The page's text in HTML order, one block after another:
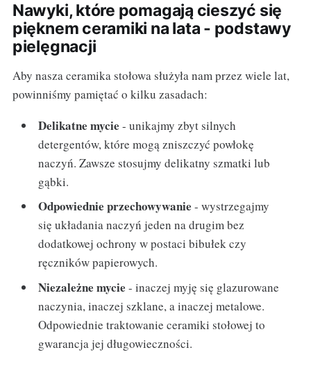
Nawyki, które pomagają cieszyć się
pięknem ceramiki na lata - podstawy
pielęgnacji
Aby nasza ceramika stołowa służyła nam przez wiele lat,
powinniśmy pamiętać o kilku zasadach:
Delikatne mycie - unikajmy zbyt silnych
detergentów, które mogą zniszczyć powłokę
naczyń. Zawsze stosujmy delikatny szmatki lub
gąbki.
Odpowiednie przechowywanie - wystrzegajmy
się układania naczyń jeden na drugim bez
dodatkowej ochrony w postaci bibułek czy
ręczników papierowych.
Niezależne mycie - inaczej myję się glazurowane
naczynia, inaczej szklane, a inaczej metalowe.
Odpowiednie traktowanie ceramiki stołowej to
gwarancja jej długowieczności.